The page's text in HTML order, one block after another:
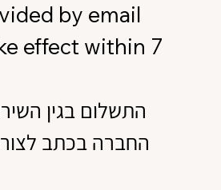
by email
effect within 7
התשלום בגין
החברה בכתב